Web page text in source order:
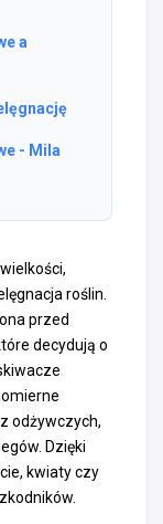
a
- Mila
roślin.
przed
decydują o
odżywczych,
Dzięki
kwiaty czy